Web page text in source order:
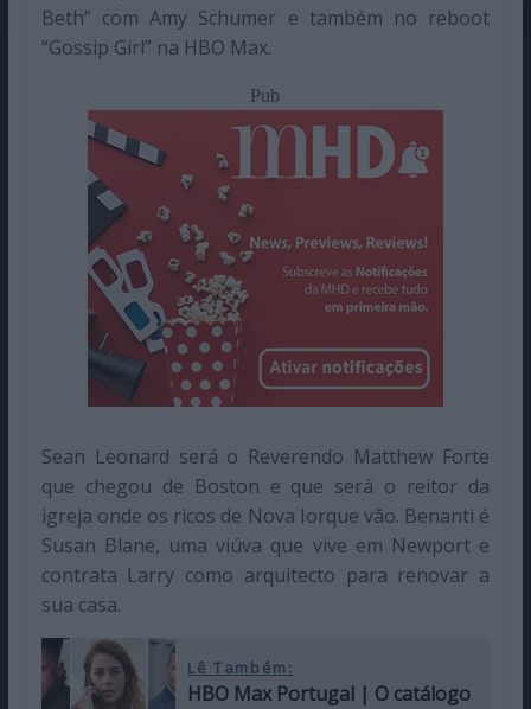
Beth” com Amy Schumer e também no reboot
“Gossip Girl” na HBO Max.
Pub
Sean Leonard será o Reverendo Matthew Forte
que chegou de Boston e que será o reitor da
igreja onde os ricos de Nova Iorque vão. Benanti é
Susan Blane, uma viúva que vive em Newport e
contrata Larry como arquitecto para renovar a
sua casa.
Lê Também:
HBO Max Portugal | O catálogo